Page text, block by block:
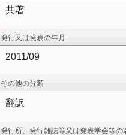
共著
発行又は発表の年月
2011/09
その他の分類
翻訳
発行所、発行雑誌等又は発表学会等の